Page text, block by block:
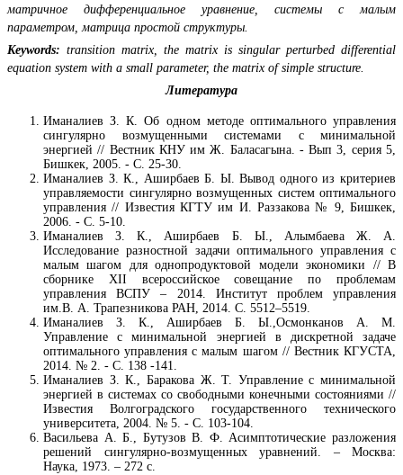
матричное дифференциальное уравнение, системы с малым
параметром, матрица простой структуры.
Keywords: transition matrix, the matrix is singular perturbed differential
equation system with a small parameter, the matrix of simple structure.
Литература
Иманалиев З. К. Об одном методе оптимального управления
сингулярно возмущенными системами с минимальной
энергией // Вестник КНУ им Ж. Баласагына. - Вып 3, серия 5,
Бишкек, 2005. - С. 25-30.
Иманалиев З. К., Аширбаев Б. Ы. Вывод одного из критериев
управляемости сингулярно возмущенных систем оптимального
управления // Известия КГТУ им И. Раззакова № 9, Бишкек,
2006. - С. 5-10.
Иманалиев З. К., Аширбаев Б. Ы., Алымбаева Ж. А.
Исследование разностной задачи оптимального управления с
малым шагом для однопродуктовой модели экономики // В
сборнике XII всероссийское совещание по проблемам
управления ВСПУ – 2014. Институт проблем управления
им.В. А. Трапезникова РАН, 2014. С. 5512–5519.
Иманалиев З. К., Аширбаев Б. Ы.,Осмонканов А. М.
Управление с минимальной энергией в дискретной задаче
оптимального управления с малым шагом // Вестник КГУСТА,
2014. № 2. - С. 138 -141.
Иманалиев З. К., Баракова Ж. Т. Управление с минимальной
энергией в системах со свободными конечными состояниями //
Известия Волгоградского государственного технического
университета, 2004. № 5. - С. 103-104.
Васильева А. Б., Бутузов В. Ф. Асимптотические разложения
решений сингулярно-возмущенных уравнений. – Москва:
Наука, 1973. – 272 с.